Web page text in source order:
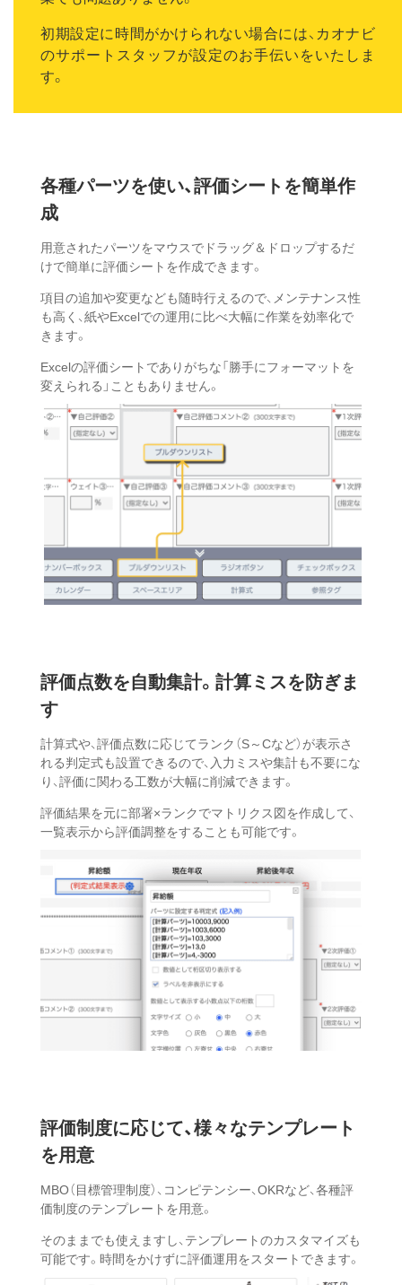
初期設定に時間がかけられない場合には、カオナビ
のサポートスタッフが設定のお手伝いをいたしま
す。
各種パーツを使い、評価シートを簡単作
成
用意されたパーツをマウスでドラッグ＆ドロップするだ
けで簡単に評価シートを作成できます。
項目の追加や変更なども随時行えるので、メンテナンス性
も高く、紙やExcelでの運用に比べ大幅に作業を効率化で
きます。
Excelの評価シートでありがちな「勝手にフォーマットを
変えられる」こともありません。
評価点数を自動集計。 計算ミスを防ぎま
す
計算式や、評価点数に応じてランク（S～Cなど）が表示さ
れる判定式も設置できるので、入力ミスや集計も不要にな
り、評価に関わる工数が大幅に削減できます。
評価結果を元に部署×ランクでマトリクス図を作成して、
一覧表示から評価調整をすることも可能です。
評価制度に応じて、様々なテンプレート
を用意
MBO（目標管理制度）、コンピテンシー、OKRなど、各種評
価制度のテンプレートを用意。
そのままでも使えますし、テンプレートのカスタマイズも
可能です。時間をかけずに評価運用をスタートできます。